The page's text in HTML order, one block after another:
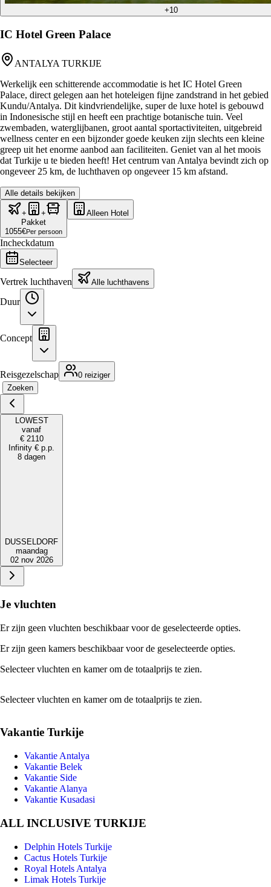
+10
IC Hotel Green Palace
ANTALYA TURKIJE
Werkelijk een schitterende accommodatie is het IC Hotel Green
Palace, direct gelegen aan het hoteleigen fijne zandstrand in het gebied
Kundu/Antalya. Dit kindvriendelijke, super de luxe hotel is gebouwd
in Indonesische stijl en heeft een prachtige botanische tuin. Veel
zwembaden, waterglijbanen, groot aantal sportactiviteiten, uitgebreid
wellness center en een bijzonder goede keuken zijn slechts een kleine
greep uit het enorme aanbod aan faciliteiten. Geniet van al het moois
dat Turkije u te bieden heeft! Het centrum van Antalya bevindt zich op
ongeveer 25 km, de luchthaven op ongeveer 15 km afstand.
Alle details bekijken
+
+
Pakket
1055€Per persoon
Alleen Hotel
Incheckdatum
Selecteer
Vertrek luchthaven Alle luchthavens
Duur
Concept
Reisgezelschap
0 reiziger
Zoeken
LOWEST
vanaf
€ 2110
Infinity € p.p.
8 dagen
DUSSELDORF
maandag
02 nov 2026
Je vluchten
Er zijn geen vluchten beschikbaar voor de geselecteerde opties.
Er zijn geen kamers beschikbaar voor de geselecteerde opties.
Selecteer vluchten en kamer om de totaalprijs te zien.
Selecteer vluchten en kamer om de totaalprijs te zien.
Vakantie Turkije
Vakantie Antalya
Vakantie Belek
Vakantie Side
Vakantie Alanya
Vakantie Kusadasi
ALL INCLUSIVE TURKIJE
Delphin Hotels Turkije
Cactus Hotels Turkije
Royal Hotels Antalya
Limak Hotels Turkije